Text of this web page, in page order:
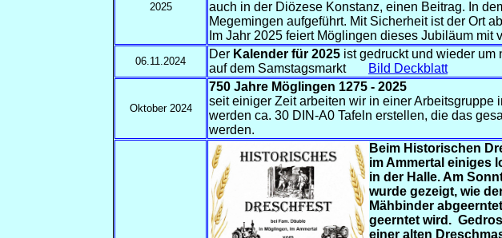
2025
auch in der Diözese Konstanz, einen Beitrag. In
Megemingen aufgeführt. Mit Sicherheit ist der Ort
Im Jahr 2025 feiert Möglingen dieses Jubiläum mit
06.11.2024
Der Kalender für 2025 ist gedruckt und wieder um
auf dem Samstagsmarkt
Bild Deckblatt
Oktober 2024
750 Jahre Möglingen 1275 - 2025
seit einiger Zeit arbeiten wir in einer
werden ca. 30 DIN-A0 Tafeln erstellen, die das
werden.
Beim Historischen
im Ammertal einiges
in der Halle. Am
wurde gezeigt, wie
Mähbinder
geerntet wird.
einer alten